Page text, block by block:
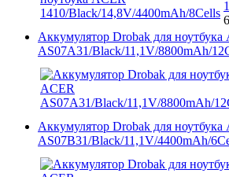
Аккумулятор Drobak для ноутбука
AS07A31/Black/11,1V/8800mAh/
Аккумулятор Drobak для ноутбука
AS07B31/Black/11,1V/4400mAh/